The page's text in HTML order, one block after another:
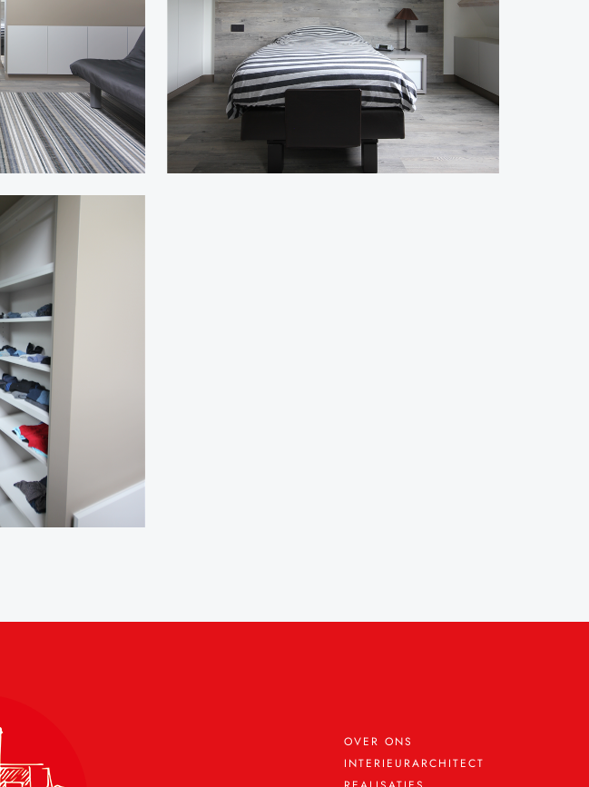
OVER ONS
INTERIEURARCHITECT